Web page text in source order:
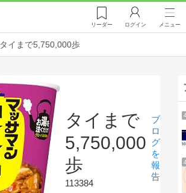
リーダー ログイン メニュー
タイまで5,750,000歩
タイまで
5,750,000
歩
113384
ブ
ロ
グ
を
報
告